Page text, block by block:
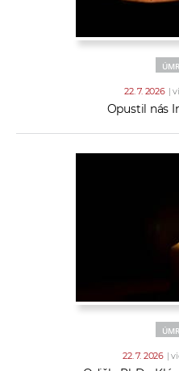
22. 7. 2026 |
Opustil nás
22. 7. 2026 |